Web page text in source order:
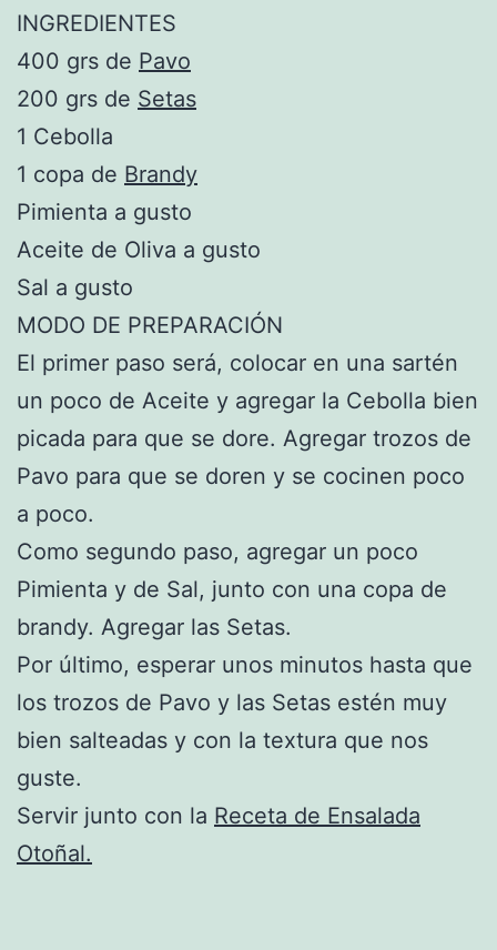
INGREDIENTES
400 grs de Pavo
200 grs de Setas
1 Cebolla
1 copa de Brandy
Pimienta a gusto
Aceite de Oliva a gusto
Sal a gusto
MODO DE PREPARACIÓN
El primer paso será, colocar en una sartén
un poco de Aceite y agregar la Cebolla bien
picada para que se dore. Agregar trozos de
Pavo para que se doren y se cocinen poco
a poco.
Como segundo paso, agregar un poco
Pimienta y de Sal, junto con una copa de
brandy. Agregar las Setas.
Por último, esperar unos minutos hasta que
los trozos de Pavo y las Setas estén muy
bien salteadas y con la textura que nos
guste.
Servir junto con la Receta de Ensalada
Otoñal.